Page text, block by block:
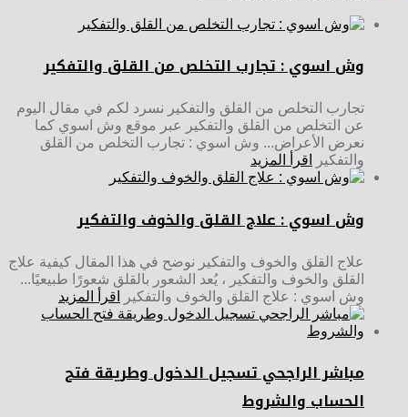
وش اسوي : تجارب التخلص من القلق والتفكير
تجارب التخلص من القلق والتفكير نسرد لكم في مقال اليوم
عن التخلص من القلق والتفكير عبر موقع وش اسوي كما
نعرض الأعراض... وش اسوي : تجارب التخلص من القلق
والتفكير
اقرأ المزيد
وش اسوي : علاج القلق والخوف والتفكير
علاج القلق والخوف والتفكير نوضح في هذا المقال كيفية علاج
القلق والخوف والتفكير ، يُعد الشعور بالقلق شعورًا طبيعيًا...
وش اسوي : علاج القلق والخوف والتفكير
اقرأ المزيد
مباشر الراجحي تسجيل الدخول وطريقة فتح
الحساب والشروط